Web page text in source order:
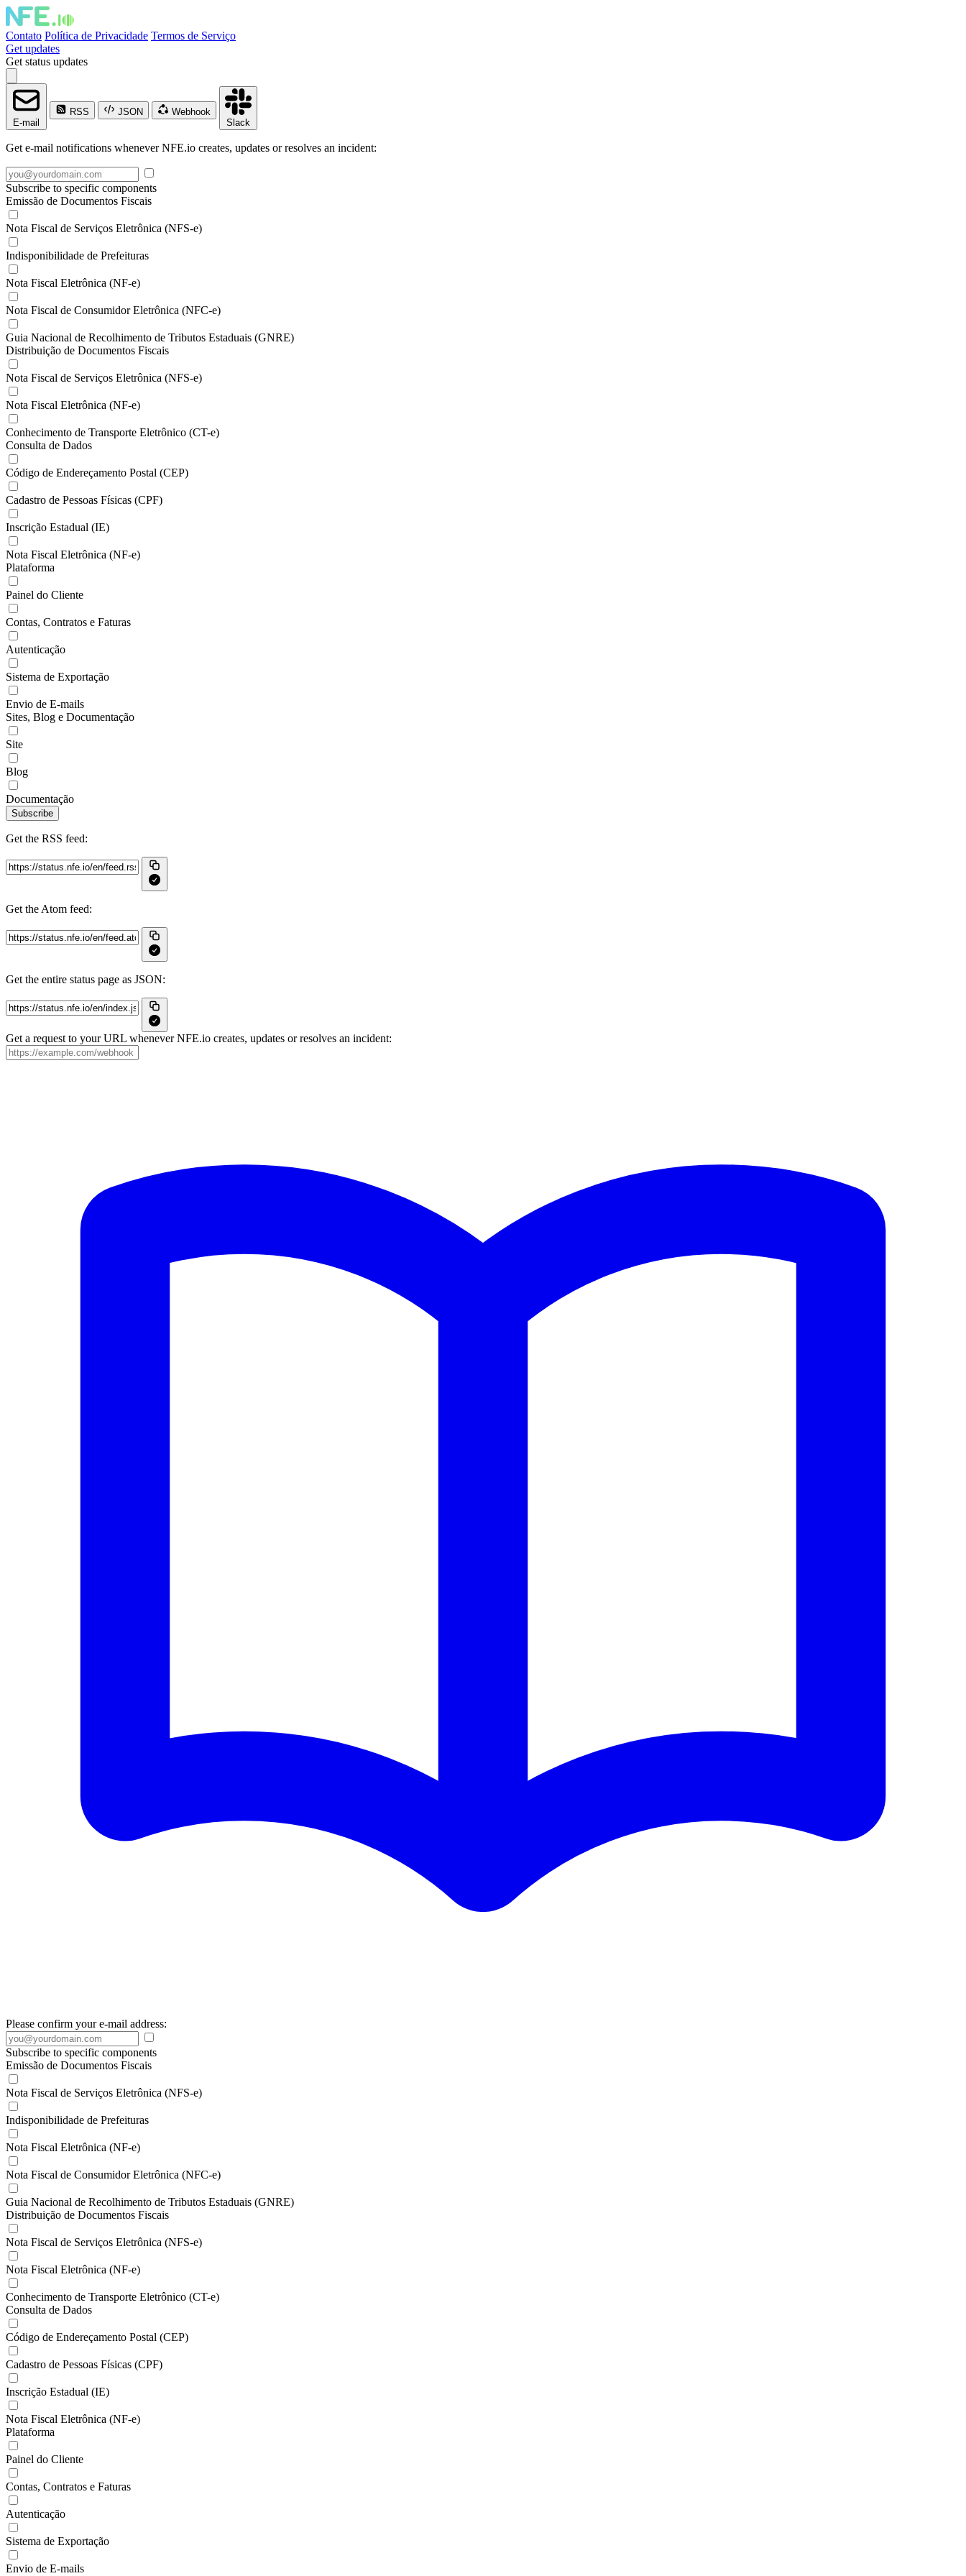
Contato Política de Privacidade Termos de Serviço
Get updates
Get status updates
E-mail
RSS JSON
Webhook
Slack
Get e-mail notifications whenever NFE.io creates, updates or resolves an incident:
Subscribe to specific components
Emissão de Documentos Fiscais
Nota Fiscal de Serviços Eletrônica (NFS-e)
Indisponibilidade de Prefeituras
Nota Fiscal Eletrônica (NF-e)
Nota Fiscal de Consumidor Eletrônica (NFC-e)
Guia Nacional de Recolhimento de Tributos Estaduais (GNRE)
Distribuição de Documentos Fiscais
Nota Fiscal de Serviços Eletrônica (NFS-e)
Nota Fiscal Eletrônica (NF-e)
Conhecimento de Transporte Eletrônico (CT-e)
Consulta de Dados
Código de Endereçamento Postal (CEP)
Cadastro de Pessoas Físicas (CPF)
Inscrição Estadual (IE)
Nota Fiscal Eletrônica (NF-e)
Plataforma
Painel do Cliente
Contas, Contratos e Faturas
Autenticação
Sistema de Exportação
Envio de E-mails
Sites, Blog e Documentação
Site
Blog
Documentação
Subscribe
Get the RSS feed:
Get the Atom feed:
Get the entire status page as JSON:
Get a request to your URL whenever NFE.io creates, updates or resolves an incident:
Please confirm your e-mail address:
Subscribe to specific components
Emissão de Documentos Fiscais
Nota Fiscal de Serviços Eletrônica (NFS-e)
Indisponibilidade de Prefeituras
Nota Fiscal Eletrônica (NF-e)
Nota Fiscal de Consumidor Eletrônica (NFC-e)
Guia Nacional de Recolhimento de Tributos Estaduais (GNRE)
Distribuição de Documentos Fiscais
Nota Fiscal de Serviços Eletrônica (NFS-e)
Nota Fiscal Eletrônica (NF-e)
Conhecimento de Transporte Eletrônico (CT-e)
Consulta de Dados
Código de Endereçamento Postal (CEP)
Cadastro de Pessoas Físicas (CPF)
Inscrição Estadual (IE)
Nota Fiscal Eletrônica (NF-e)
Plataforma
Painel do Cliente
Contas, Contratos e Faturas
Autenticação
Sistema de Exportação
Envio de E-mails